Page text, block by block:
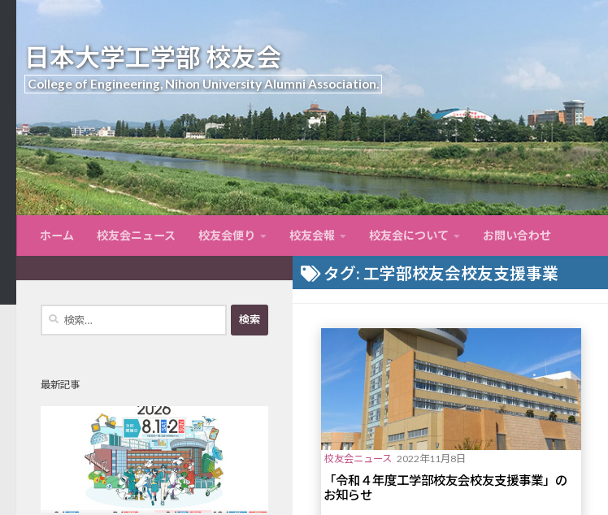
日本大学工学部 校友会
College of Engineering, Nihon University Alumni Association.
ホーム 校友会ニュース 校友会便り 校友会報 校友会について お問い合わせ
タグ: 工学部校友会校友支援事業
校友会ニュース 2022年11月8日
「令和４年度工学部校友会校友支援事業」の
お知らせ
最新記事